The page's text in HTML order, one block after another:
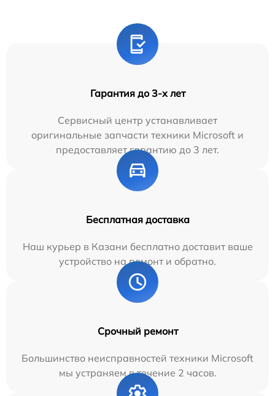
Гарантия до 3-х лет
Сервисный центр устанавливает
оригинальные запчасти техники Microsoft и
предоставляет гарантию до 3 лет.
Бесплатная доставка
Наш курьер в Казани бесплатно доставит ваше
устройство на ремонт и обратно.
Срочный ремонт
Большинство неисправностей техники Microsoft
мы устраняем в течение 2 часов.